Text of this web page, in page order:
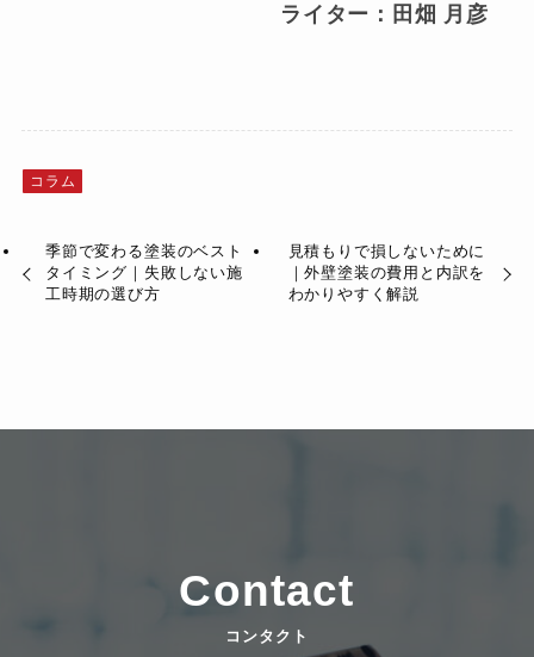
ライター：田畑 月彦
コラム
季節で変わる塗装のベスト
タイミング｜失敗しない施
工時期の選び方
見積もりで損しないために
｜外壁塗装の費用と内訳を
わかりやすく解説
Contact
コンタクト